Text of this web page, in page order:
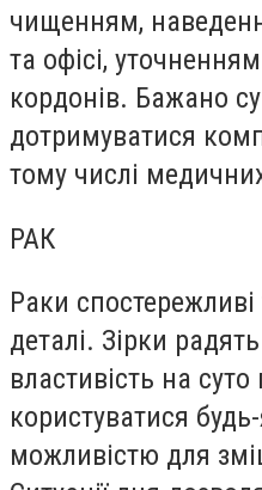
чищенням,
та офісі,
кордонів. Бажано
дотримуватися
тому числі
РАК
Раки
деталі. Зірки
властивість на суто
користуватися
можливістю для